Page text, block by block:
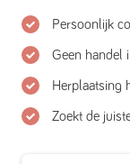
Persoonlijk
Geen handel
Herplaatsing
Zoekt de